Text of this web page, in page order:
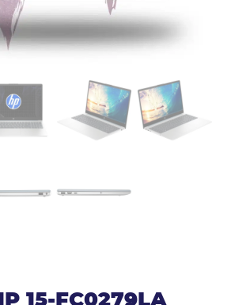
15-FC0279LA